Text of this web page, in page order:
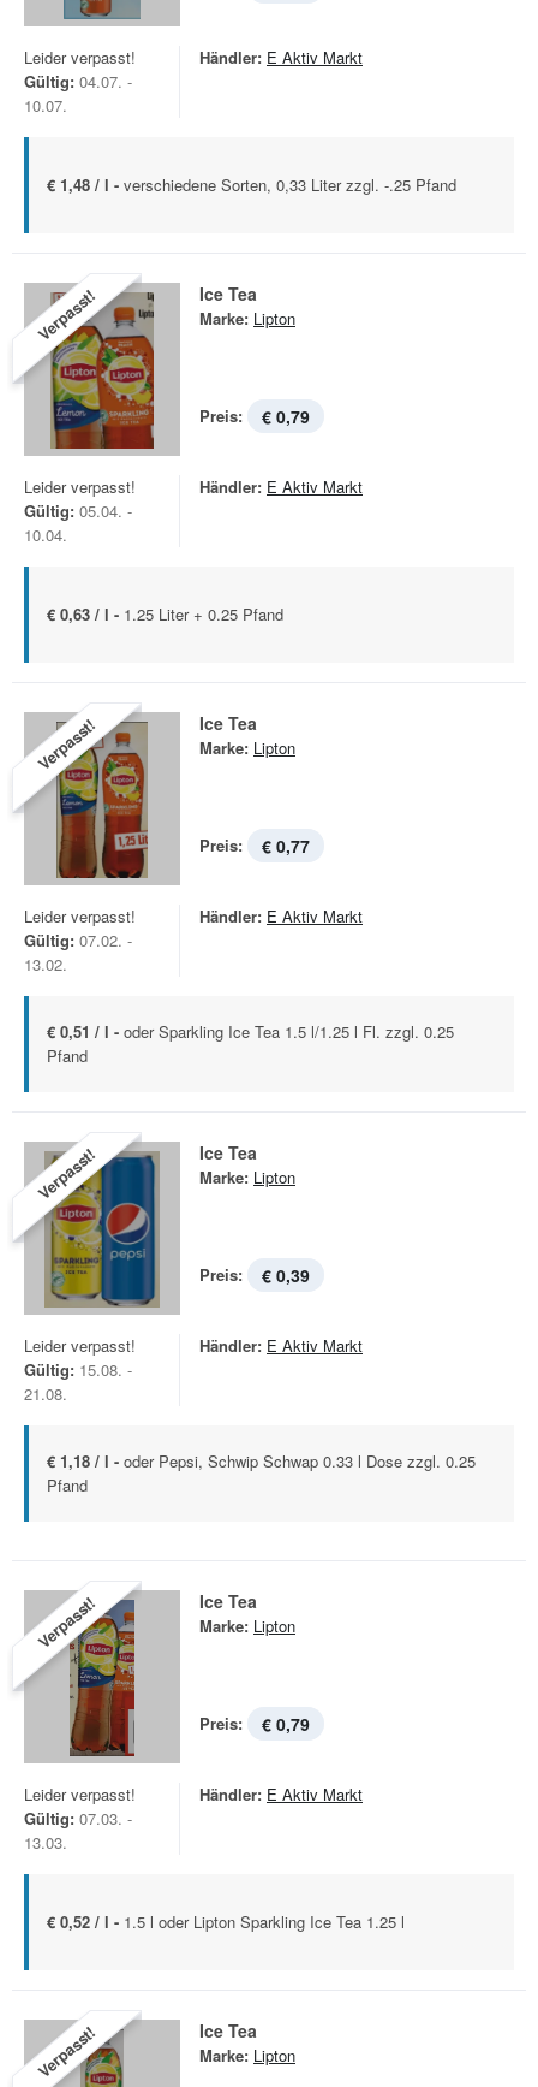
Leider verpasst!
Gültig: 04.07. -
10.07.
Händler: E Aktiv Markt
€ 1,48 / l - verschiedene Sorten, 0,33 Liter zzgl. -.25 Pfand
Verpasst! Ice Tea
Marke: Lipton
Preis: € 0,79
Leider verpasst!
Gültig: 05.04. -
10.04.
Händler: E Aktiv Markt
€ 0,63 / l - 1.25 Liter + 0.25 Pfand
Verpasst! Ice Tea
Marke: Lipton
Preis: € 0,77
Leider verpasst!
Gültig: 07.02. -
13.02.
Händler: E Aktiv Markt
€ 0,51 / l - oder Sparkling Ice Tea 1.5 l/1.25 l Fl. zzgl. 0.25
Pfand
Verpasst! Ice Tea
Marke: Lipton
Preis: € 0,39
Leider verpasst!
Gültig: 15.08. -
21.08.
Händler: E Aktiv Markt
€ 1,18 / l - oder Pepsi, Schwip Schwap 0.33 l Dose zzgl. 0.25
Pfand
Verpasst! Ice Tea
Marke: Lipton
Preis: € 0,79
Leider verpasst!
Gültig: 07.03. -
13.03.
Händler: E Aktiv Markt
€ 0,52 / l - 1.5 l oder Lipton Sparkling Ice Tea 1.25 l
Verpasst! Ice Tea
Marke: Lipton